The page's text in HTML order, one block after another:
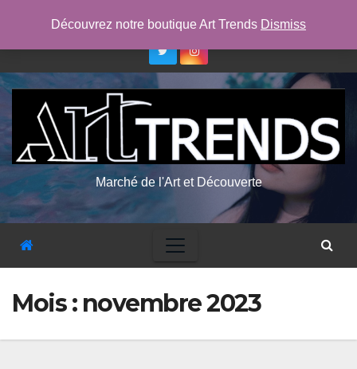
jeu. Août 6th, 2026 3:37:21 AM
Marché de l'Art et Découverte
Mois : novembre 2023
Découvrez notre boutique Art Trends Dismiss